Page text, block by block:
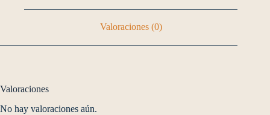
Valoraciones (0)
Valoraciones
No hay valoraciones aún.